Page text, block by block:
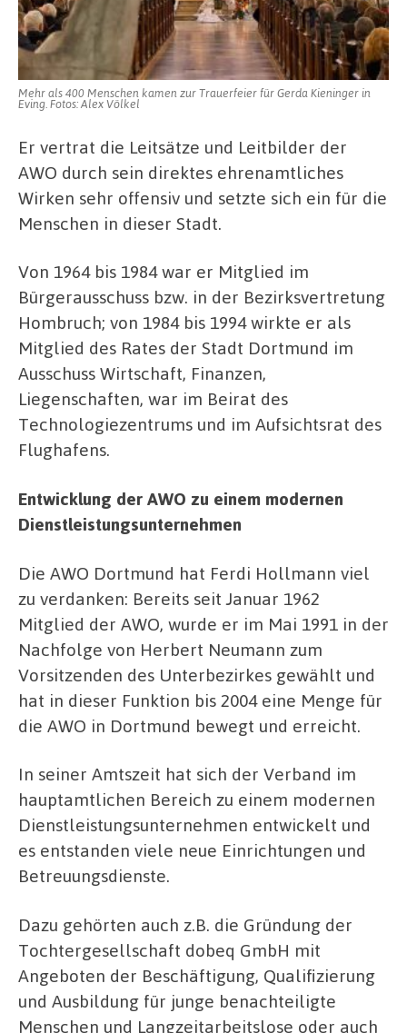
Mehr als 400 Menschen kamen zur Trauerfeier für Gerda Kieninger in
Eving. Fotos: Alex Völkel
Er vertrat die Leitsätze und Leitbilder der
AWO durch sein direktes ehrenamtliches
Wirken sehr offensiv und setzte sich ein für die
Menschen in dieser Stadt.
Von 1964 bis 1984 war er Mitglied im
Bürgerausschuss bzw. in der Bezirksvertretung
Hombruch; von 1984 bis 1994 wirkte er als
Mitglied des Rates der Stadt Dortmund im
Ausschuss Wirtschaft, Finanzen,
Liegenschaften, war im Beirat des
Technologiezentrums und im Aufsichtsrat des
Flughafens.
Entwicklung der AWO zu einem modernen
Dienstleistungsunternehmen
Die AWO Dortmund hat Ferdi Hollmann viel
zu verdanken: Bereits seit Januar 1962
Mitglied der AWO, wurde er im Mai 1991 in der
Nachfolge von Herbert Neumann zum
Vorsitzenden des Unterbezirkes gewählt und
hat in dieser Funktion bis 2004 eine Menge für
die AWO in Dortmund bewegt und erreicht.
In seiner Amtszeit hat sich der Verband im
hauptamtlichen Bereich zu einem modernen
Dienstleistungsunternehmen entwickelt und
es entstanden viele neue Einrichtungen und
Betreuungsdienste.
Dazu gehörten auch z.B. die Gründung der
Tochtergesellschaft dobeq GmbH mit
Angeboten der Beschäftigung, Qualifizierung
und Ausbildung für junge benachteiligte
Menschen und Langzeitarbeitslose oder auch